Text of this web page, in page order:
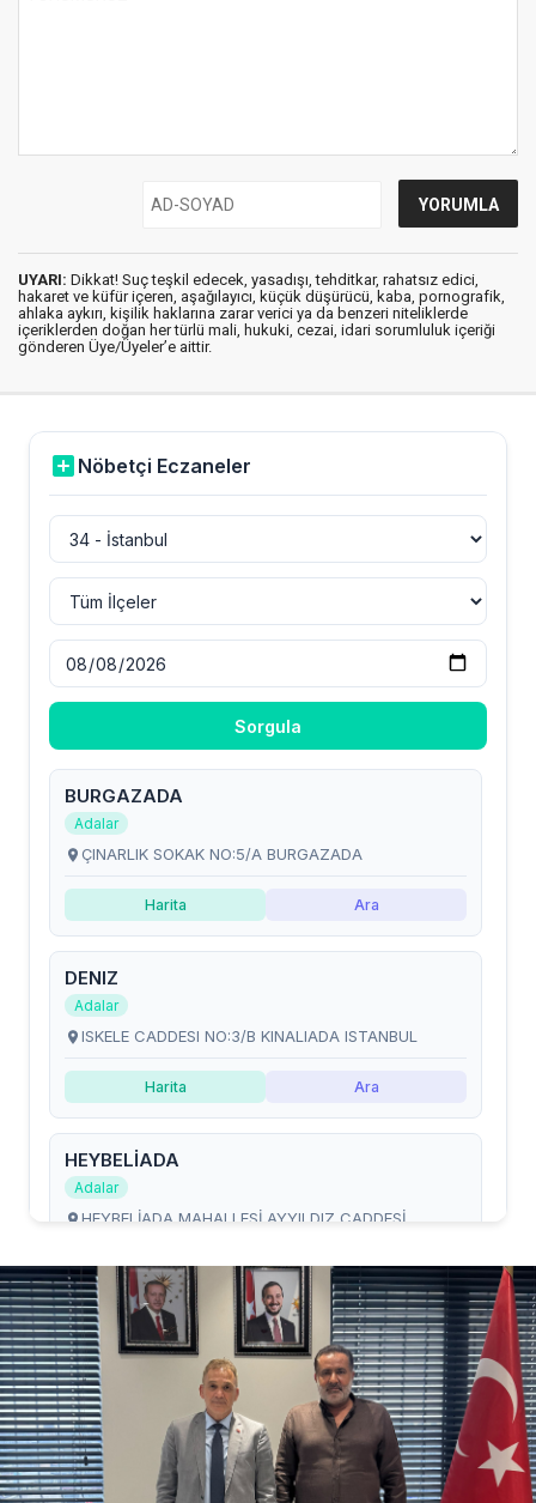
UYARI: Dikkat! Suç teşkil edecek, yasadışı, tehditkar, rahatsız edici,
hakaret ve küfür içeren, aşağılayıcı, küçük düşürücü, kaba, pornografik,
ahlaka aykırı, kişilik haklarına zarar verici ya da benzeri niteliklerde
içeriklerden doğan her türlü mali, hukuki, cezai, idari sorumluluk içeriği
gönderen Üye/Üyeler’e aittir.